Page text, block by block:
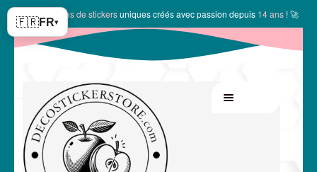
🇫🇷FR▾
✨ 10149 modèles de stickersuniques créés avec passion depuis 14 ans! 🚀
la
navigation
contenu